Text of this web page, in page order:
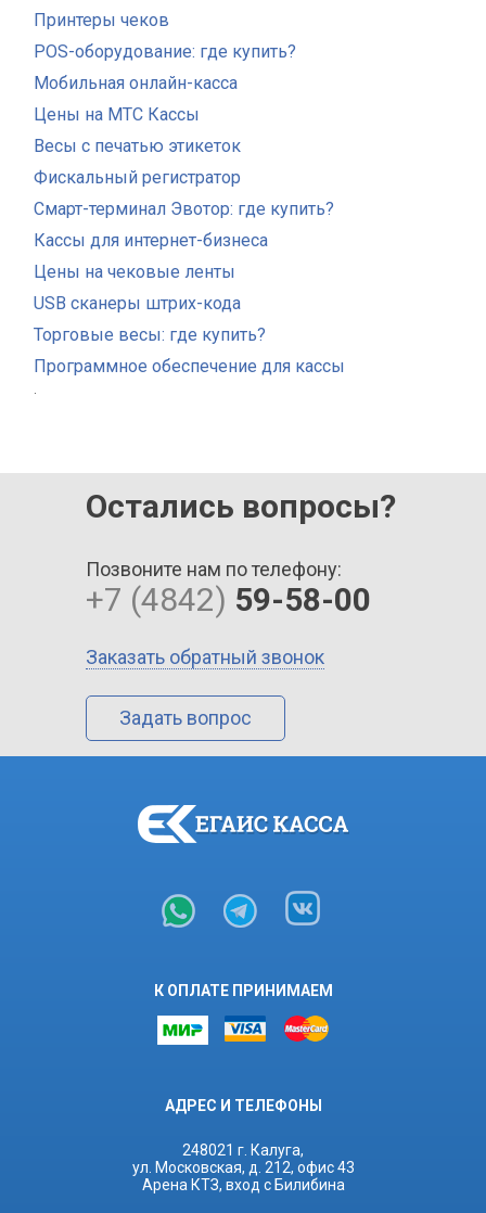
Принтеры чеков
POS-оборудование: где купить?
Мобильная онлайн-касса
Цены на МТС Кассы
Весы с печатью этикеток
Фискальный регистратор
Смарт-терминал Эвотор: где купить?
Кассы для интернет-бизнеса
Цены на чековые ленты
USB сканеры штрих-кода
Торговые весы: где купить?
Программное обеспечение для кассы
.
Остались вопросы?
Позвоните нам по телефону:
+7 (4842) 59-58-00
Заказать обратный звонок
Задать вопрос
К ОПЛАТЕ ПРИНИМАЕМ
АДРЕС И ТЕЛЕФОНЫ
248021 г. Калуга,
ул. Московская, д. 212, офис 43
Арена КТЗ, вход с Билибина